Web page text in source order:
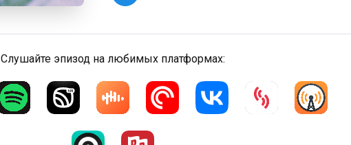
Слушайте эпизод на любимых платформах: